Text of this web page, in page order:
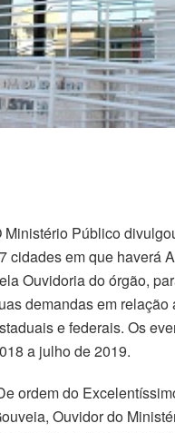
Ministério Público
cidades em que haverá
Ouvidoria do órgão,
demandas em
e federais. Os
a julho de 2019.
ordem do
Ouvidor do